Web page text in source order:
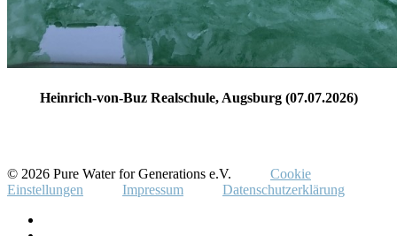
Heinrich-von-Buz Realschule, Augsburg (07.07.2026)
© 2026 Pure Water for Generations e.V.
Cookie
Einstellungen
Impressum Datenschutzerklärung